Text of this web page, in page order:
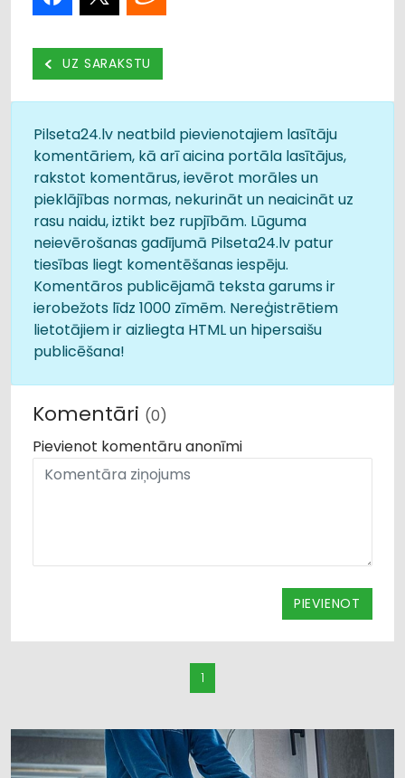
UZ SARAKSTU
Pilseta24.lv neatbild pievienotajiem lasītāju
komentāriem, kā arī aicina portāla lasītājus,
rakstot komentārus, ievērot morāles un
pieklājības normas, nekurināt un neaicināt uz
rasu naidu, iztikt bez rupjībām. Lūguma
neievērošanas gadījumā Pilseta24.lv patur
tiesības liegt komentēšanas iespēju.
Komentāros publicējamā teksta garums ir
ierobežots līdz 1000 zīmēm. Nereģistrētiem
lietotājiem ir aizliegta HTML un hipersaišu
publicēšana!
Komentāri (0)
Pievienot komentāru anonīmi
PIEVIENOT
1